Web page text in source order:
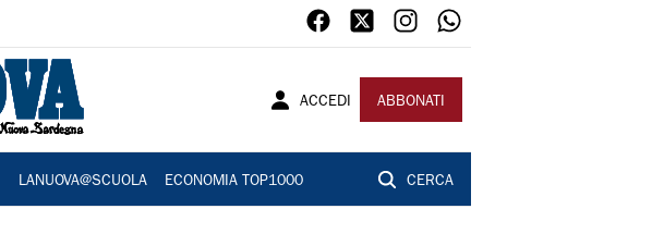
ACCEDI ABBONATI
LANUOVA@SCUOLA ECONOMIA TOP1000 CERCA